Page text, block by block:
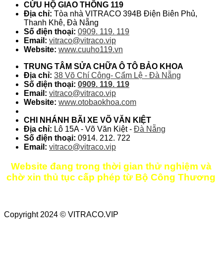
CỨU HỘ GIAO THÔNG 119
Địa chỉ: Tòa nhà VITRACO 394B Điện Biên Phủ,
Thanh Khê, Đà Nẵng
Số điện thoại: 0909. 119. 119
Email: vitraco@vitraco.vip
Website: www.cuuho119.vn
TRUNG TÂM SỬA CHỮA Ô TÔ BẢO KHOA
Địa chỉ: 38 Võ Chí Công- Cẩm Lệ - Đà Nẵng
Số điện thoại: 0909. 119. 119
Email: vitraco@vitraco.vip
Website: www.otobaokhoa.com
CHI NHÁNH BÃI XE VÕ VĂN KIỆT
Địa chỉ: Lô 15A - Võ Văn Kiệt - Đà Nẵng
Số điện thoại: 0914. 212. 722
Email: vitraco@vitraco.vip
Website đang trong thời gian thử nghiệm và
chờ xin thủ tục cấp phép từ Bộ Công Thương
Copyright 2024 © VITRACO.VIP